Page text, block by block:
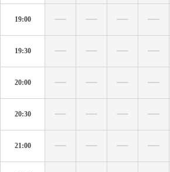
19:00
19:30
20:00
20:30
21:00